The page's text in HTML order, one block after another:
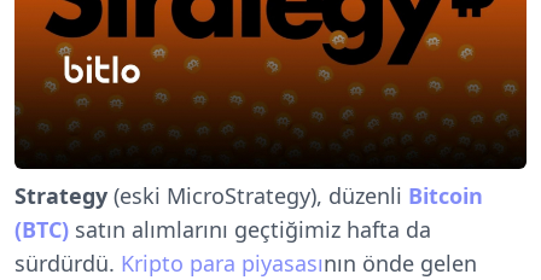
Strategy (eski MicroStrategy), düzenli Bitcoin
(BTC) satın alımlarını geçtiğimiz hafta da
sürdürdü. Kripto para piyasasının önde gelen